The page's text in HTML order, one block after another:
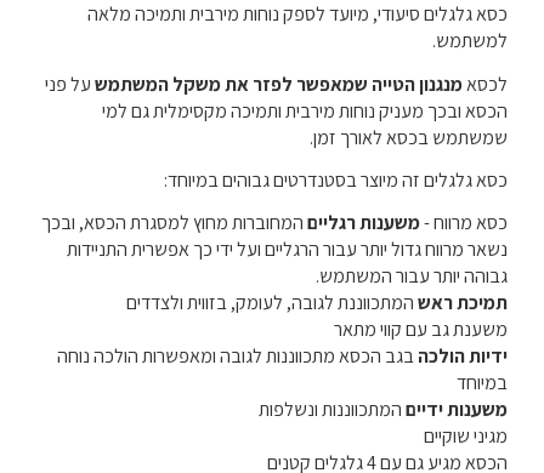
כסא גלגלים סיעודי, מיועד לספק נוחות מירבית ותמיכה מלאה
למשתמש.
לכסאמנגנון הטייה שמאפשר לפזר את משקל המשתמשעל פני
הכסא ובכך מעניק נוחות מירבית ותמיכה מקסימלית גם למי
שמשתמש בכסא לאורך זמן.
כסא גלגלים זה מיוצר בסטנדרטים גבוהים במיוחד:
כסא מרווח -משענות רגלייםהמחוברות מחוץ למסגרת הכסא, ובכך
נשאר מרווח גדול יותר עבור הרגליים ועל ידי כך אפשרית התניידות
גבוהה יותר עבור המשתמש.
תמיכת ראשהמתכווננת לגובה, לעומק, בזווית ולצדדים
משענת גב עם קווי מתאר
ידיות הולכהבגב הכסא מתכווננות לגובה ומאפשרות הולכה נוחה
במיוחד
משענות ידייםהמתכווננות ונשלפות
מגיני שוקיים
הכסא מגיע גם עם 4 גלגלים קטנים